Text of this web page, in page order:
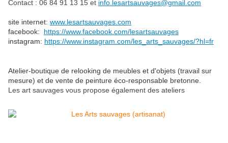
Contact : 06 84 91 13 15 et info.lesartsauvages@gmail.com
site internet: www.lesartsauvages.com
facebook:
https://www.facebook.com/lesartsauvages
instagram: https://www.instagram.com/les_arts_sauvages/?hl=fr
Atelier-boutique de relooking de meubles et d'objets (travail sur
mesure) et de vente de peinture éco-responsable bretonne.
Les art sauvages vous propose également des ateliers